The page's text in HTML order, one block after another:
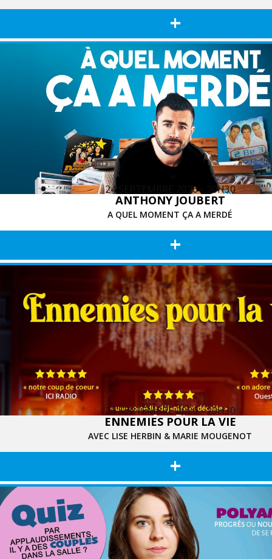
+
24 SEPTEMBRE 2026 - 20H30
ANTHONY JOUBERT
A QUEL MOMENT ÇA A MERDÉ
+
25 SEPTEMBRE 2026 - 20H30
ENNEMIES POUR LA VIE
AVEC LISE HERBIN & MARIE MOUGENOT
+